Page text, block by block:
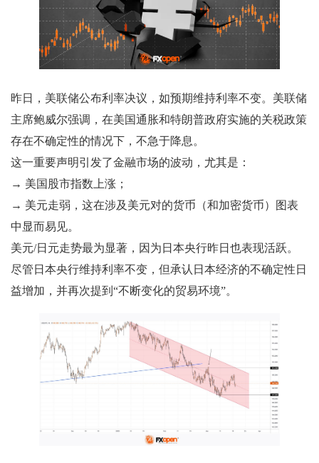
昨日，美联储公布利率决议，如预期维持利率不变。美联储
主席鲍威尔强调，在美国通胀和特朗普政府实施的关税政策
存在不确定性的情况下，不急于降息。
这一重要声明引发了金融市场的波动，尤其是：
→ 美国股市指数上涨；
→ 美元走弱，这在涉及美元对的货币（和加密货币）图表
中显而易见。
美元/日元走势最为显著，因为日本央行昨日也表现活跃。
尽管日本央行维持利率不变，但承认日本经济的不确定性日
益增加，并再次提到“不断变化的贸易环境”。